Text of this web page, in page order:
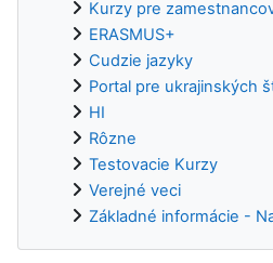
Kurzy pre
ERASMUS+
Cudzie jazyky
Portal pre ukrajinských
HI
Rôzne
Testovacie Kurzy
Verejné veci
Základné informácie -